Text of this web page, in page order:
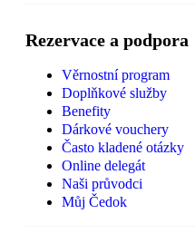
Rezervace a podpora
Věrnostní program
Doplňkové služby
Benefity
Dárkové vouchery
Často kladené otázky
Online delegát
Naši průvodci
Můj Čedok